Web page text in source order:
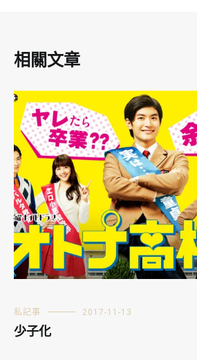
相關文章
私記事 2017-11-13
少子化